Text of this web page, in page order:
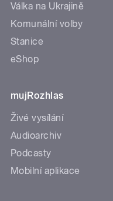
Válka na Ukrajině
Komunální volby
Stanice
eShop
mujRozhlas
Živé vysílání
Audioarchiv
Podcasty
Mobilní aplikace